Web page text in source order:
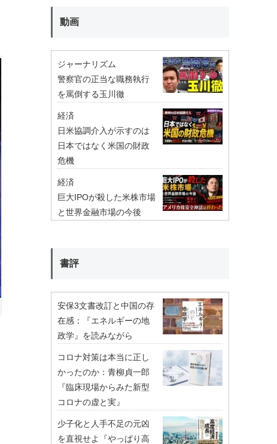
動画
ジャーナリズム
警察官の正当な職務執行
を罵倒する玉川徹
経済
日米協調介入が示すのは
日本ではなく米国の財政
危機
経済
巨大IPOが殺した米株市場
と世界金融市場の今後
書評
安保3文書改訂と中国の存
在感：『エネルギーの地
政学』を読みながら
コロナ対策は本当に正し
かったのか：青柳貞一郎
『臨床現場からみた新型
コロナの虚と実』
少子化と人手不足の元凶
を直視せよ『やっぱり高